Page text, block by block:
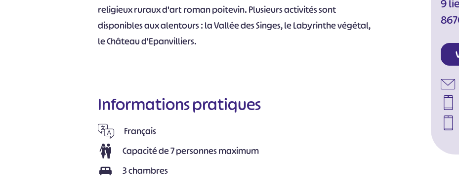
religieux ruraux d'art roman poitevin. Plusieurs activités sont
disponibles aux alentours : la Vallée des Singes, le Labyrinthe végétal,
le Château d'Epanvilliers.
Informations pratiques
Français
Capacité de 7 personnes maximum
3 chambres
9